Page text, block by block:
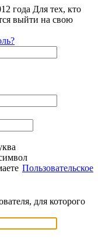
года Для тех, кто
выйти на свою
Пользовательское
для которого